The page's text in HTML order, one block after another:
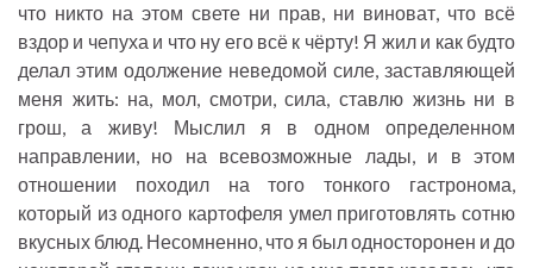
что никто на этом свете ни прав, ни виноват, что всё
вздор и чепуха и что ну его всё к чёрту! Я жил и как будто
делал этим одолжение неведомой силе, заставляющей
меня жить: на, мол, смотри, сила, ставлю жизнь ни в
грош, а живу! Мыслил я в одном определенном
направлении, но на всевозможные лады, и в этом
отношении походил на того тонкого гастронома,
который из одного картофеля умел приготовлять сотню
вкусных блюд. Несомненно, что я был односторонен и до